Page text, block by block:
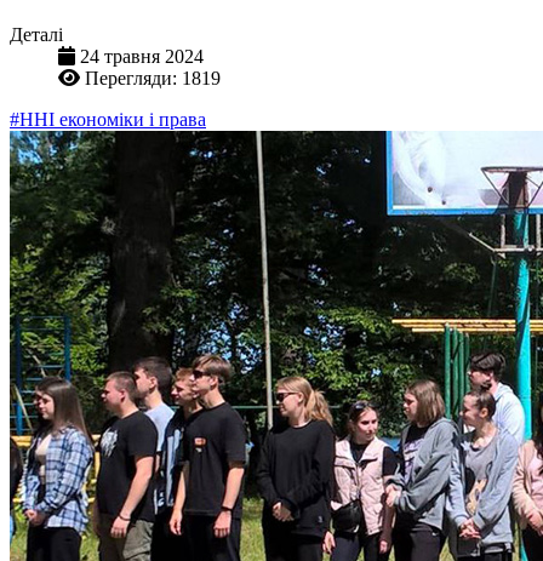
Деталі
24 травня 2024
Перегляди: 1819
#ННІ економіки і права